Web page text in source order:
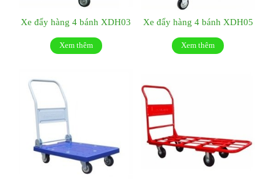
Xe đẩy hàng 4 bánh XDH03
Xem thêm
Xe đẩy hàng 4 bánh XDH05
Xem thêm